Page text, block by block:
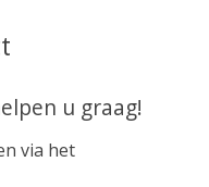
u graag!
via het